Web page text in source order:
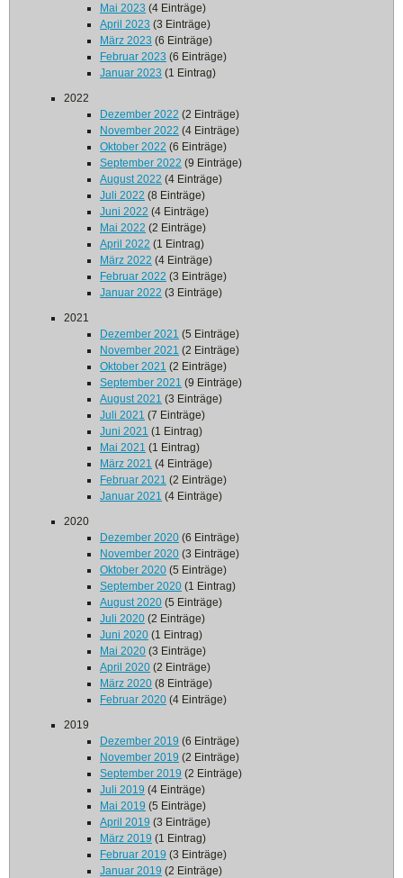
Mai 2023 (4 Einträge)
April 2023 (3 Einträge)
März 2023 (6 Einträge)
Februar 2023 (6 Einträge)
Januar 2023 (1 Eintrag)
2022
Dezember 2022 (2 Einträge)
November 2022 (4 Einträge)
Oktober 2022 (6 Einträge)
September 2022 (9 Einträge)
August 2022 (4 Einträge)
Juli 2022 (8 Einträge)
Juni 2022 (4 Einträge)
Mai 2022 (2 Einträge)
April 2022 (1 Eintrag)
März 2022 (4 Einträge)
Februar 2022 (3 Einträge)
Januar 2022 (3 Einträge)
2021
Dezember 2021 (5 Einträge)
November 2021 (2 Einträge)
Oktober 2021 (2 Einträge)
September 2021 (9 Einträge)
August 2021 (3 Einträge)
Juli 2021 (7 Einträge)
Juni 2021 (1 Eintrag)
Mai 2021 (1 Eintrag)
März 2021 (4 Einträge)
Februar 2021 (2 Einträge)
Januar 2021 (4 Einträge)
2020
Dezember 2020 (6 Einträge)
November 2020 (3 Einträge)
Oktober 2020 (5 Einträge)
September 2020 (1 Eintrag)
August 2020 (5 Einträge)
Juli 2020 (2 Einträge)
Juni 2020 (1 Eintrag)
Mai 2020 (3 Einträge)
April 2020 (2 Einträge)
März 2020 (8 Einträge)
Februar 2020 (4 Einträge)
2019
Dezember 2019 (6 Einträge)
November 2019 (2 Einträge)
September 2019 (2 Einträge)
Juli 2019 (4 Einträge)
Mai 2019 (5 Einträge)
April 2019 (3 Einträge)
März 2019 (1 Eintrag)
Februar 2019 (3 Einträge)
Januar 2019 (2 Einträge)